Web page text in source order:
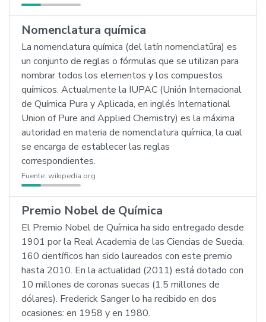
Nomenclatura química
La nomenclatura química (del latín nomenclatūra) es
un conjunto de reglas o fórmulas que se utilizan para
nombrar todos los elementos y los compuestos
químicos. Actualmente la IUPAC (Unión Internacional
de Química Pura y Aplicada, en inglés International
Union of Pure and Applied Chemistry) es la máxima
autoridad en materia de nomenclatura química, la cual
se encarga de establecer las reglas
correspondientes.
Fuente: wikipedia.org
Premio Nobel de Química
El Premio Nobel de Química ha sido entregado desde
1901 por la Real Academia de las Ciencias de Suecia.
160 científicos han sido laureados con este premio
hasta 2010. En la actualidad (2011) está dotado con
10 millones de coronas suecas (1.5 millones de
dólares). Frederick Sanger lo ha recibido en dos
ocasiones: en 1958 y en 1980.